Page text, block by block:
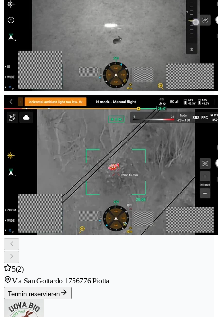
5(2)
Via San Gottardo 1756776 Piotta
Termin reservieren